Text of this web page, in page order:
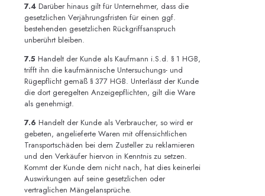
7.4 Darüber hinaus gilt für Unternehmer, dass die
gesetzlichen Verjährungsfristen für einen ggf.
bestehenden gesetzlichen Rückgriffsanspruch
unberührt bleiben.
7.5 Handelt der Kunde als Kaufmann i.S.d. § 1 HGB,
trifft ihn die kaufmännische Untersuchungs- und
Rügepflicht gemäß § 377 HGB. Unterlässt der Kunde
die dort geregelten Anzeigepflichten, gilt die Ware
als genehmigt.
7.6 Handelt der Kunde als Verbraucher, so wird er
gebeten, angelieferte Waren mit offensichtlichen
Transportschäden bei dem Zusteller zu reklamieren
und den Verkäufer hiervon in Kenntnis zu setzen.
Kommt der Kunde dem nicht nach, hat dies keinerlei
Auswirkungen auf seine gesetzlichen oder
vertraglichen Mängelansprüche.